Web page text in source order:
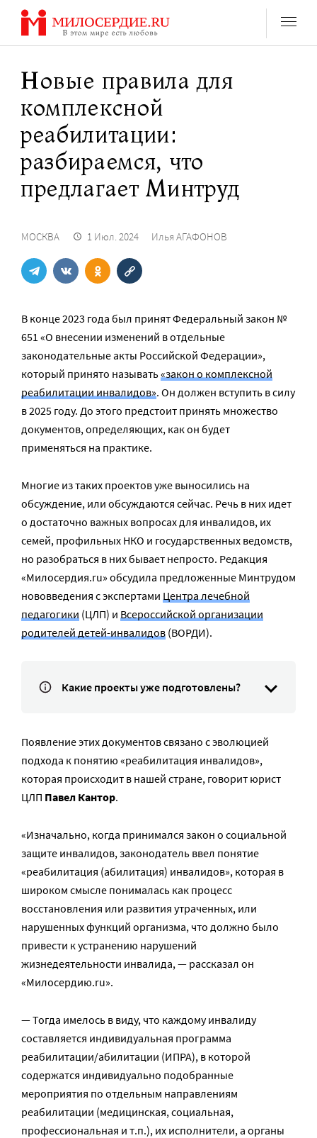
Перейти
содержанию
Новые правила для
комплексной
реабилитации:
разбираемся, что
предлагает Минтруд
МОСКВА 1 Июл. 2024 Илья АГАФОНОВ
В конце 2023 года был принят Федеральный закон №
651 «О внесении изменений в отдельные
законодательные акты Российской Федерации»,
который принято называть«закон о комплексной
реабилитации инвалидов». Он должен вступить в силу
в 2025 году. До этого предстоит принять множество
документов, определяющих, как он будет
применяться на практике.
Многие из таких проектов уже выносились на
обсуждение, или обсуждаются сейчас. Речь в них идет
о достаточно важных вопросах для инвалидов, их
семей, профильных НКО и государственных ведомств,
но разобраться в них бывает непросто. Редакция
«Милосердия.ru» обсудила предложенные Минтрудом
нововведения с экспертами Центра лечебной
педагогики (ЦЛП) и Всероссийской организации
родителей детей-инвалидов (ВОРДИ).
Какие проекты уже подготовлены?
Появление этих документов связано с эволюцией
подхода к понятию «реабилитация инвалидов»,
которая происходит в нашей стране, говорит юрист
ЦЛП Павел Кантор.
«Изначально, когда принимался закон о социальной
защите инвалидов, законодатель ввел понятие
«реабилитация (абилитация) инвалидов», которая в
широком смысле понималась как процесс
восстановления или развития утраченных, или
нарушенных функций организма, что должно было
привести к устранению нарушений
жизнедеятельности инвалида, — рассказал он
«Милосердию.ru».
— Тогда имелось в виду, что каждому инвалиду
составляется индивидуальная программа
реабилитации/абилитации (ИПРА), в которой
содержатся индивидуально подобранные
мероприятия по отдельным направлениям
реабилитации (медицинская, социальная,
профессиональная и т.п.), их исполнители, а органы